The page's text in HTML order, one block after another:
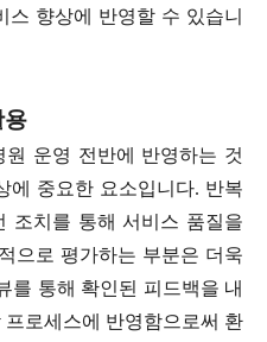
향상에 반영할 수 있습니
용
운영 전반에 반영하는 것
에 중요한 요소입니다. 반복
조치를 통해 서비스 품질을
으로 평가하는 부분은 더욱
를 통해 확인된 피드백을 내
로세스에 반영함으로써 환